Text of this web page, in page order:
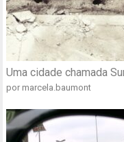
Uma cidade chamada
por marcela.baumont